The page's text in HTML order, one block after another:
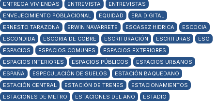
ENTREGA VIVIENDAS
ENTREVISTA
ENTREVISTAS
ENVEJECIMIENTO POBLACIONAL
EQUIDAD
ERA DIGITAL
ERNESTO TARAZONA
ERWIN NAVARRETE ESCASEZ HIDRICA
ESCOCIA
ESCONDIDA
ESCORIA DE COBRE ESCRITURACIÓN ESCRITURAS
ESG
ESPACIOS
ESPACIOS COMUNES
ESPACIOS EXTERIORES
ESPACIOS INTERIORES
ESPACIOS PÚBLICOS
ESPACIOS URBANOS
ESPAÑA
ESPECULACIÓN DE SUELOS
ESTACIÓN BAQUEDANO
ESTACIÓN CENTRAL
ESTACIÓN DE TRENES
ESTACIONAMIENTOS
ESTACIONES DE METRO
ESTACIONES DEL AÑO
ESTADIO